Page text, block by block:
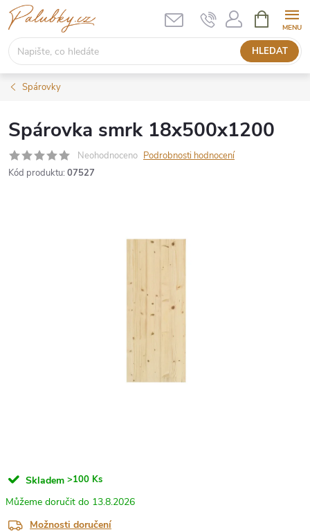
Přejít
na
obsah
HLEDAT
NÁKUPNÍ
KOŠÍK
Spárovky
Spárovka smrk 18x500x1200
Neohodnoceno Podrobnosti hodnocení
Kód produktu: 07527
Skladem >100 Ks
13.8.2026
Možnosti doručení